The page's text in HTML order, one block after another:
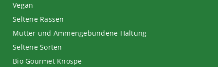
Vegan
Seltene Rassen
Mutter und Ammengebundene Haltung
Seltene Sorten
Bio Gourmet Knospe